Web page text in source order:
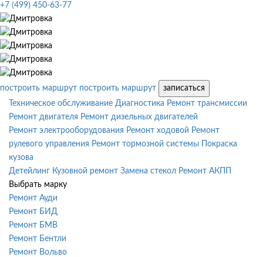
+7 (499) 450-63-77
построить маршрут построить маршрут
записаться
Техническое обслуживание Диагностика Ремонт трансмиссии
Ремонт двигателя Ремонт дизельных двигателей
Ремонт электрооборудования Ремонт ходовой Ремонт
рулевого управления Ремонт тормозной системы
Покраска
кузова
Детейлинг Кузовной ремонт Замена стекол Ремонт АКПП
Выбрать марку
Ремонт Ауди
Ремонт БИД
Ремонт БМВ
Ремонт Бентли
Ремонт Вольво